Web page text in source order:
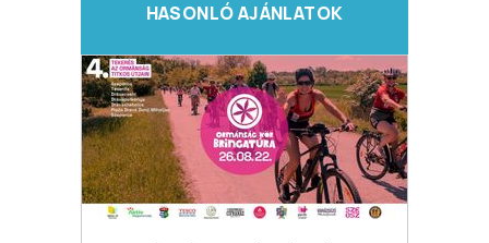
HASONLÓ AJÁNLATOK